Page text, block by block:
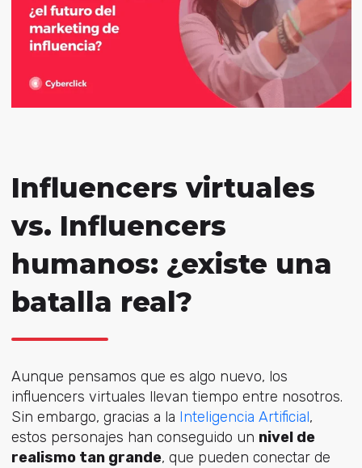
Influencers virtuales
vs. Influencers
humanos: ¿existe una
batalla real?
Aunque pensamos que es algo nuevo, los
influencers virtuales llevan tiempo entre nosotros.
Sin embargo, gracias a la Inteligencia Artificial,
estos personajes han conseguido un nivel de
realismo tan grande, que pueden conectar de